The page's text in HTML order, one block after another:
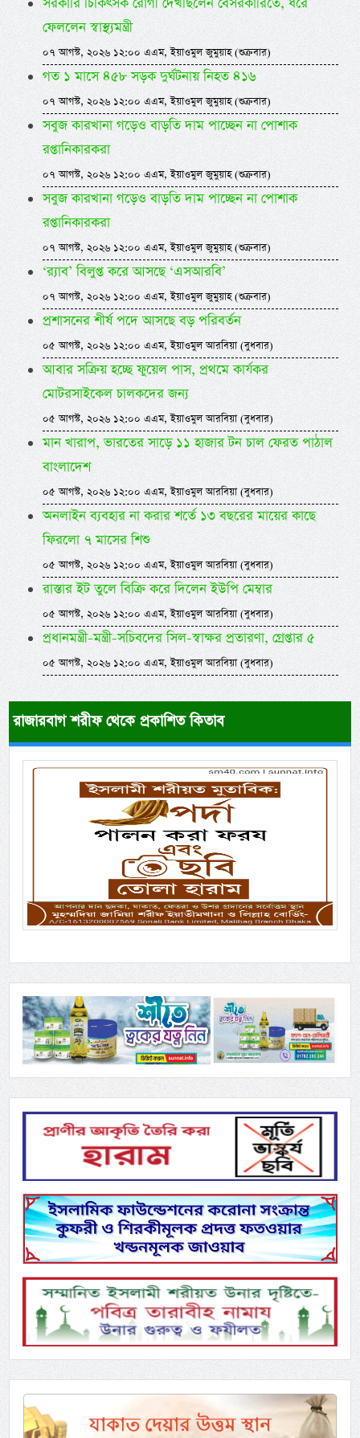
ফেললেন স্বাস্থ্যমন্ত্রী
০৭ আগস্ট, ২০২৬ ১২:০০ এএম, ইয়াওমুল জুমুয়াহ (শুক্রবার)
গত ১ মাসে ৪৫৮ সড়ক দুর্ঘটনায় নিহত ৪১৬
০৭ আগস্ট, ২০২৬ ১২:০০ এএম, ইয়াওমুল জুমুয়াহ (শুক্রবার)
সবুজ কারখানা গড়েও বাড়তি দাম পাচ্ছেন না পোশাক
রপ্তানিকারকরা
০৭ আগস্ট, ২০২৬ ১২:০০ এএম, ইয়াওমুল জুমুয়াহ (শুক্রবার)
সবুজ কারখানা গড়েও বাড়তি দাম পাচ্ছেন না পোশাক
রপ্তানিকারকরা
০৭ আগস্ট, ২০২৬ ১২:০০ এএম, ইয়াওমুল জুমুয়াহ (শুক্রবার)
‘র‍্যাব’ বিলুপ্ত করে আসছে ‘এসআরবি’
০৭ আগস্ট, ২০২৬ ১২:০০ এএম, ইয়াওমুল জুমুয়াহ (শুক্রবার)
প্রশাসনের শীর্ষ পদে আসছে বড় পরিবর্তন
০৫ আগস্ট, ২০২৬ ১২:০০ এএম, ইয়াওমুল আরবিয়া (বুধবার)
আবার সক্রিয় হচ্ছে ফুয়েল পাস, প্রথমে কার্যকর
মোটরসাইকেল চালকদের জন্য
০৫ আগস্ট, ২০২৬ ১২:০০ এএম, ইয়াওমুল আরবিয়া (বুধবার)
মান খারাপ, ভারতের সাড়ে ১১ হাজার টন চাল ফেরত পাঠাল
বাংলাদেশ
০৫ আগস্ট, ২০২৬ ১২:০০ এএম, ইয়াওমুল আরবিয়া (বুধবার)
অনলাইন ব্যবহার না করার শর্তে ১৩ বছরের মায়ের কাছে
ফিরলো ৭ মাসের শিশু
০৫ আগস্ট, ২০২৬ ১২:০০ এএম, ইয়াওমুল আরবিয়া (বুধবার)
রাস্তার ইট তুলে বিক্রি করে দিলেন ইউপি মেম্বার
০৫ আগস্ট, ২০২৬ ১২:০০ এএম, ইয়াওমুল আরবিয়া (বুধবার)
প্রধানমন্ত্রী-মন্ত্রী-সচিবদের সিল-স্বাক্ষর প্রতারণা, গ্রেপ্তার ৫
০৫ আগস্ট, ২০২৬ ১২:০০ এএম, ইয়াওমুল আরবিয়া (বুধবার)
রাজারবাগ শরীফ থেকে প্রকাশিত কিতাব